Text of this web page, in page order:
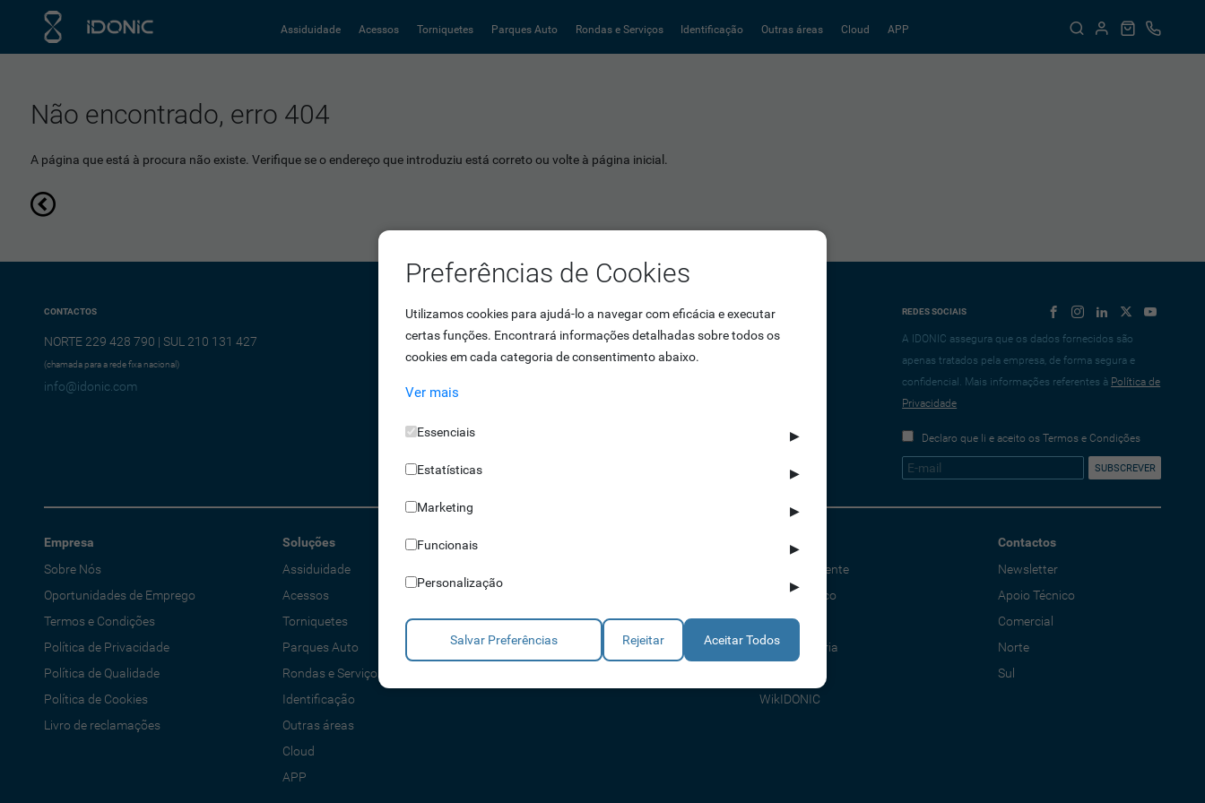
Assiduidade Acessos Torniquetes Parques Auto Rondas e Serviços Identificação Outras áreas Cloud APP
Não encontrado, erro 404
A página que está à procura não existe. Verifique se o endereço que introduziu está correto ou volte à página inicial.
CONTACTOS
NORTE 229 428 790 | SUL 210 131 427
(chamada para a rede fixa nacional)
info@idonic.com
REDES SOCIAIS
A IDONIC assegura que os dados fornecidos são
apenas tratados pela empresa, de forma segura e
confidencial. Mais informações referentes à Política de
Privacidade
Declaro que li e aceito os Termos e Condições
Empresa
Sobre Nós
Oportunidades de Emprego
Termos e Condições
Política de Privacidade
Política de Qualidade
Política de Cookies
Livro de reclamações
Soluções
Assiduidade
Acessos
Torniquetes
Parques Auto
Rondas e Serviços
Identificação
Outras áreas
Cloud
APP
Integradores
Ajuda
Apoio ao Cliente
Apoio Técnico
Comercial
Consultadoria
WikIDONIC
Contactos
Newsletter
Apoio Técnico
Comercial
Norte
Sul
Preferências de Cookies
Utilizamos cookies para ajudá-lo a navegar com eficácia e executar
certas funções. Encontrará informações detalhadas sobre todos os
cookies em cada categoria de consentimento abaixo.
Ver mais
Essenciais ▶
Estatísticas ▶
Marketing ▶
Funcionais ▶
Personalização ▶
Salvar Preferências Rejeitar Aceitar Todos